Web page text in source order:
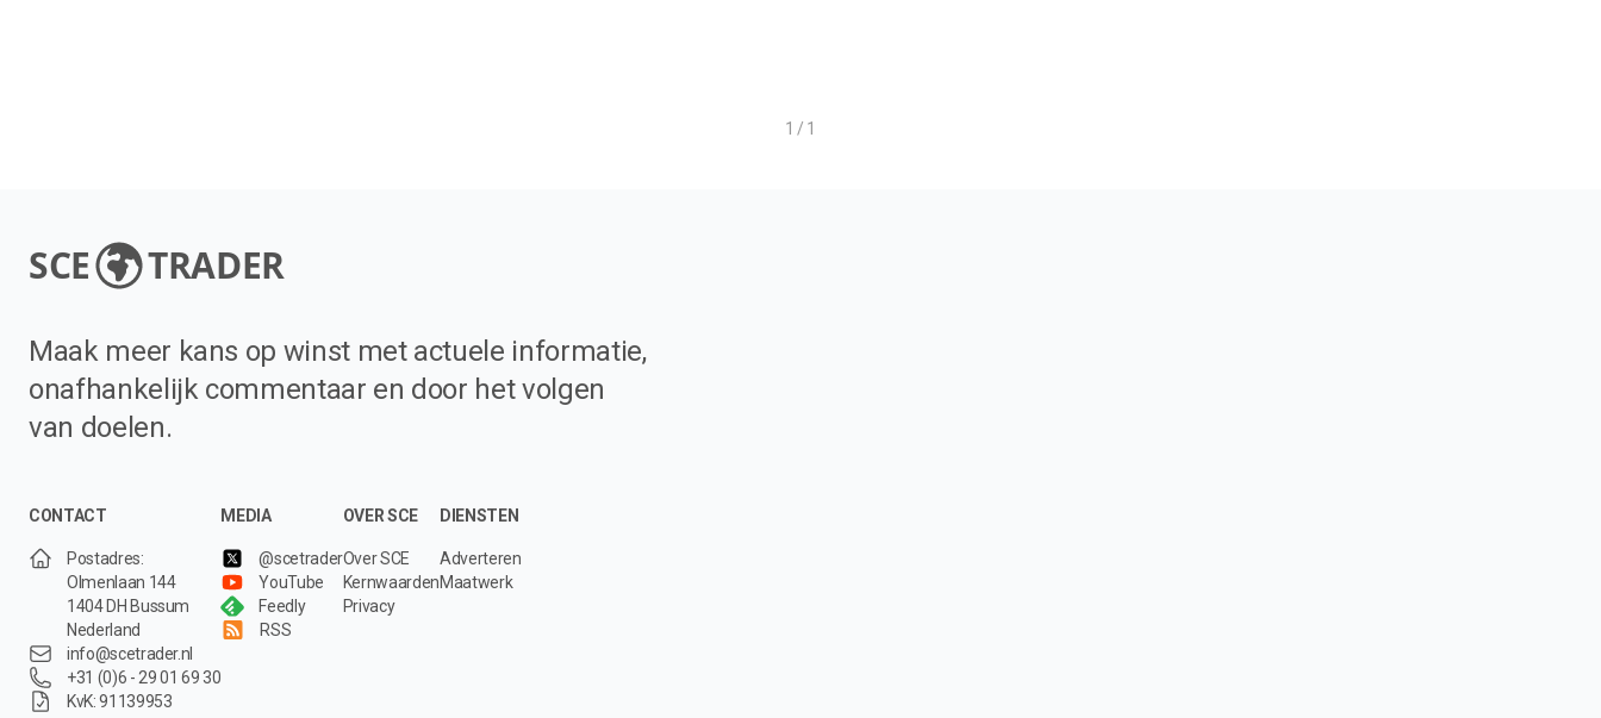
1 / 1
SCE TRADER
Maak meer kans op winst met actuele informatie,
onafhankelijk commentaar en door het volgen
van doelen.
CONTACT
Postadres:
Olmenlaan 144
1404 DH Bussum
Nederland
info@scetrader.nl
+31 (0)6 - 29 01 69 30
KvK: 91139953
MEDIA
@scetrader
YouTube
Feedly
RSS
OVER SCE
Over SCE
Kernwaarden
Privacy
DIENSTEN
Adverteren
Maatwerk